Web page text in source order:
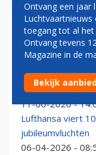
A350
KLM zet in op
200
11-06-2026 -
Lufthansa viert
jubileumvluchten
06-04-2026 -
Ontvang een jaar
Luchtvaartnieuws
toegang tot al het
Ontvang tevens
Magazine in de
Bekijk